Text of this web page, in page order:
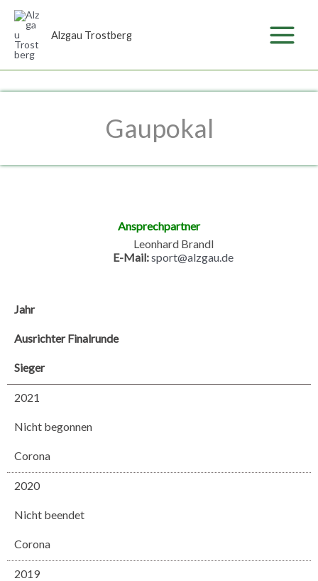
Zum
springen
Alzgau Trostberg
Gaupokal
Ansprechpartner
Leonhard Brandl
E-Mail:sport@alzgau.de
Jahr
Ausrichter Finalrunde
Sieger
2021
Nicht begonnen
Corona
2020
Nicht beendet
Corona
2019